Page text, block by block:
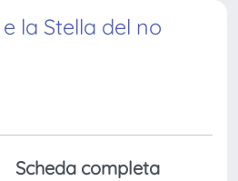
la Stella del no
Scheda completa